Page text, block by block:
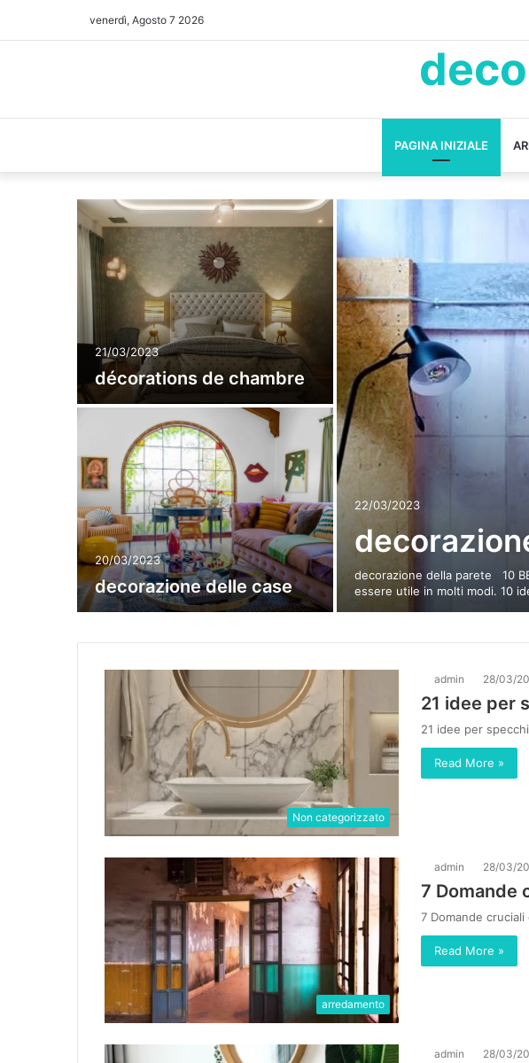
venerdì, Agosto 7 2026
PAGINA INIZIALE
22/03/2023
decorazione della parete 10
essere utile in molti modi. 10
21/03/2023
décorations de chambre
20/03/2023
decorazione delle case
Non categorizzato
admin 28/03/
21 idee per
21 idee per
Read More »
arredamento
admin 28/03/
7 Domande
7 Domande
Read More »
admin 28/03/